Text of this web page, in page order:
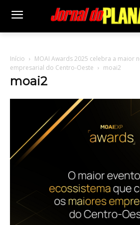
Início
MOAI Awards 2025 celebra a maior
empresarial do Centro-Oeste
moai2
moai2